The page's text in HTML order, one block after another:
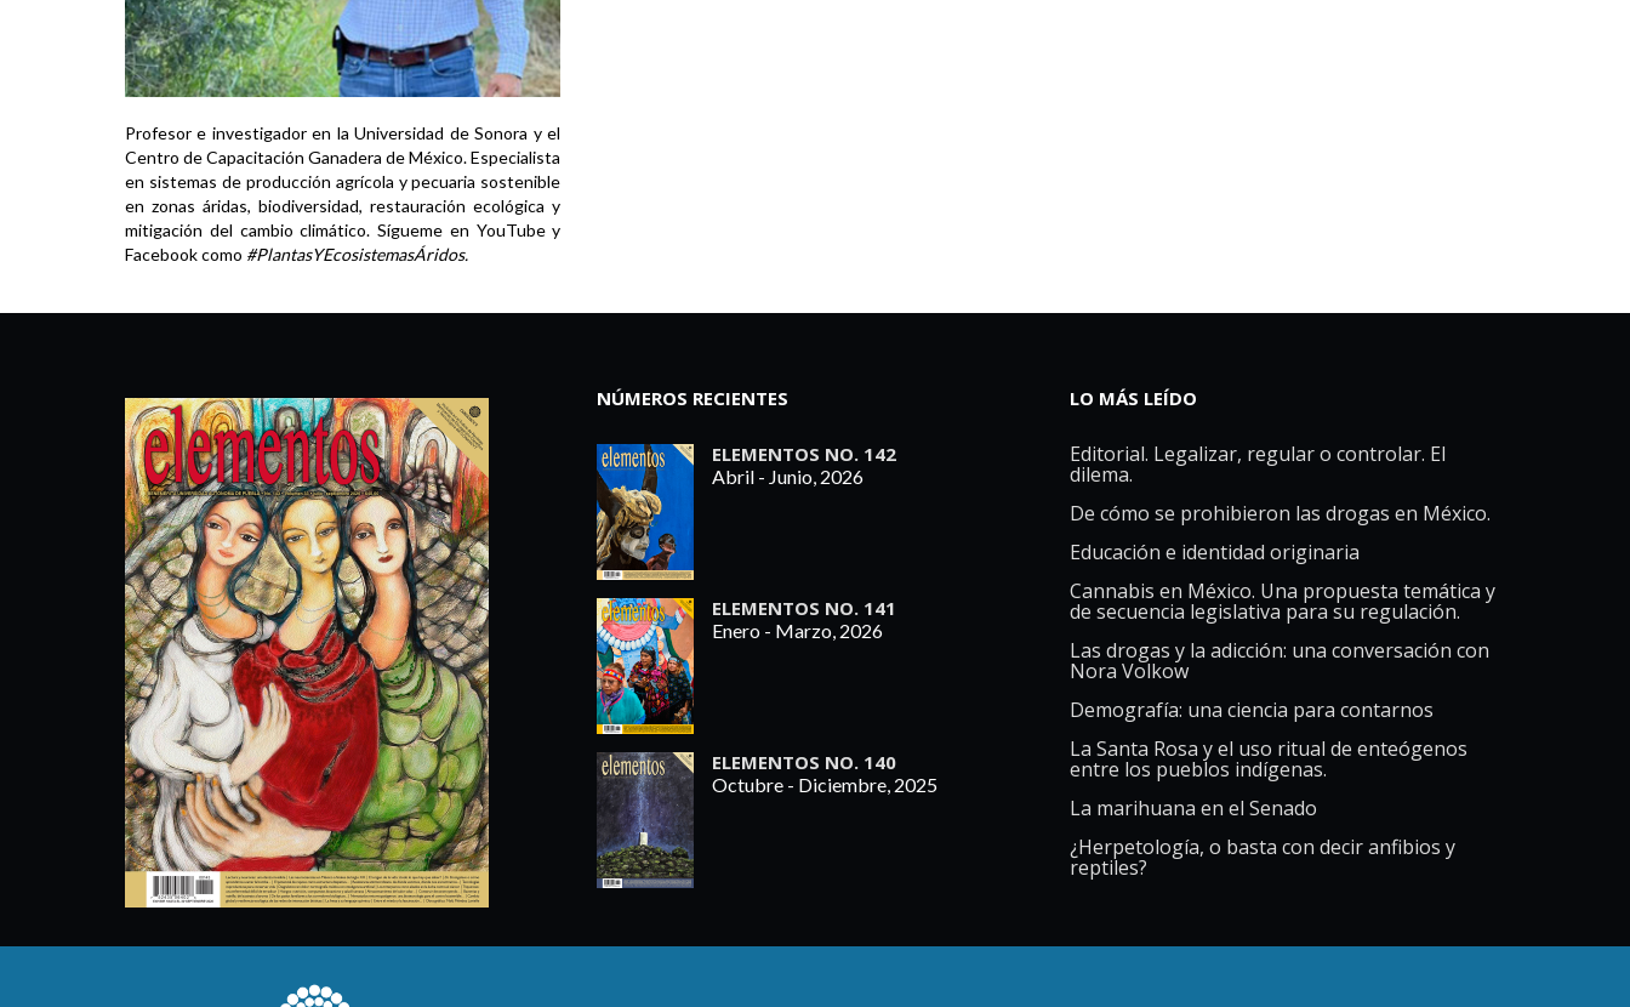
Profesor e investigador en la Universidad de Sonora y el
Centro de Capacitación Ganadera de México. Especialista
en sistemas de producción agrícola y pecuaria sostenible
en zonas áridas, biodiversidad, restauración ecológica y
mitigación del cambio climático. Sígueme en YouTube y
Facebook como #PlantasYEcosistemasÁridos.
NÚMEROS RECIENTES
ELEMENTOS NO. 142
Abril - Junio, 2026
ELEMENTOS NO. 141
Enero - Marzo, 2026
ELEMENTOS NO. 140
Octubre - Diciembre, 2025
LO MÁS LEÍDO
Editorial. Legalizar, regular o controlar. El
dilema.
De cómo se prohibieron las drogas en México.
Educación e identidad originaria
Cannabis en México. Una propuesta temática y
de secuencia legislativa para su regulación.
Las drogas y la adicción: una conversación con
Nora Volkow
Demografía: una ciencia para contarnos
La Santa Rosa y el uso ritual de enteógenos
entre los pueblos indígenas.
La marihuana en el Senado
¿Herpetología, o basta con decir anfibios y
reptiles?